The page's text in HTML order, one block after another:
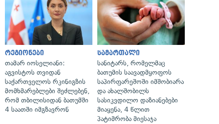
რეგიონები
თამარ იოსელიანი:
აგვისტოს თვიდან
საქართველოს რკინიგზის
მომხმარებლები შეძლებენ,
რომ თბილისიდან ბათუმში
4 საათში იმგზავრონ
სამართალი
სანიტარს, რომელმაც
ბათუმის საავადმყოფოს
საპირფარეშოში იმშობიარა
და ახალშობილს
სასიკვდილო დაზიანებები
მიაყენა, 4 წლით
პატიმრობა მიესაჯა